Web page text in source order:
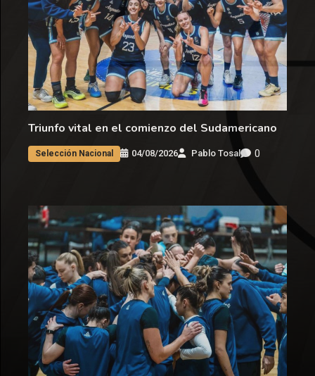
Triunfo vital en el comienzo del Sudamericano
Selección Nacional 04/08/2026 Pablo Tosal 0